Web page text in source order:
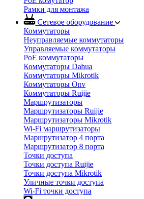
Рамки для монтажа
Сетевое оборудование
Коммутаторы
Неуправляемые коммутаторы
Управляемые коммутаторы
PoE коммутаторы
Коммутаторы Dahua
Коммутаторы Mikrotik
Коммутаторы Onv
Коммутаторы Ruijie
Маршрутизаторы
Маршрутизаторы Ruijie
Маршрутизаторы Mikrotik
Wi-Fi маршрутизаторы
Маршрутизатор 4 порта
Маршрутизатор 8 порта
Точки доступа
Точки доступа Ruijie
Точки доступа Mikrotik
Уличные точки доступа
Wi-Fi точки доступа